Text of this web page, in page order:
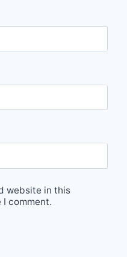
website in this
comment.